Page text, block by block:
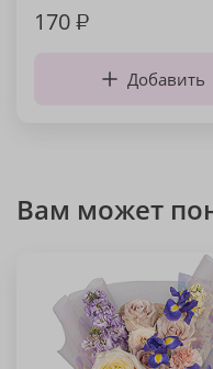
170₽
Добавить
Вам может